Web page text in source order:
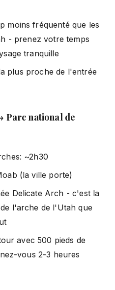
moins fréquenté que les
- prenez votre temps
tranquille
plus proche de l'entrée
Parc national de
~2h30
(la ville porte)
Delicate Arch - c'est la
l'arche de l'Utah que
avec 500 pieds de
vous 2-3 heures